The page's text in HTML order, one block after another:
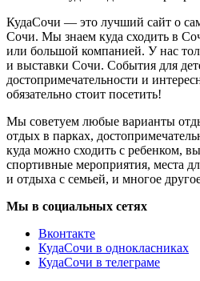
КудаСочи — это лучший сайт о
Сочи. Мы знаем куда сходить в
или большой компанией. У нас
и выставки Сочи. События для
достопримечательности и
обязательно стоит посетить!
Мы советуем любые варианты
отдых в парках,
куда можно сходить с ребенком,
спортивные мероприятия, места
и отдыха с семьей, и многое
Мы в социальных сетях
Вконтакте
КудаСочи в однокласниках
КудаСочи в телеграме